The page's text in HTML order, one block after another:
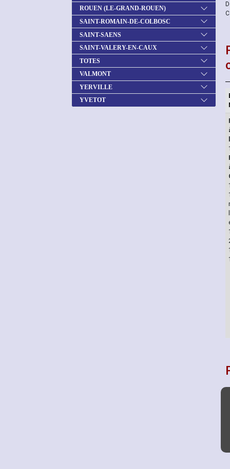
ROUEN (LE-GRAND-ROUEN)
SAINT-ROMAIN-DE-COLBOSC
SAINT-SAENS
SAINT-VALERY-EN-CAUX
TOTES
VALMONT
YERVILLE
YVETOT